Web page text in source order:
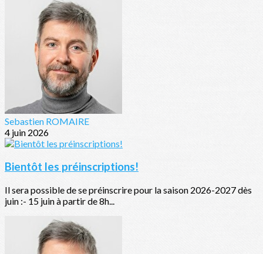
Sebastien ROMAIRE
4 juin 2026
Bientôt les préinscriptions!
Il sera possible de se préinscrire pour la saison 2026-2027 dès
juin :- 15 juin à partir de 8h...